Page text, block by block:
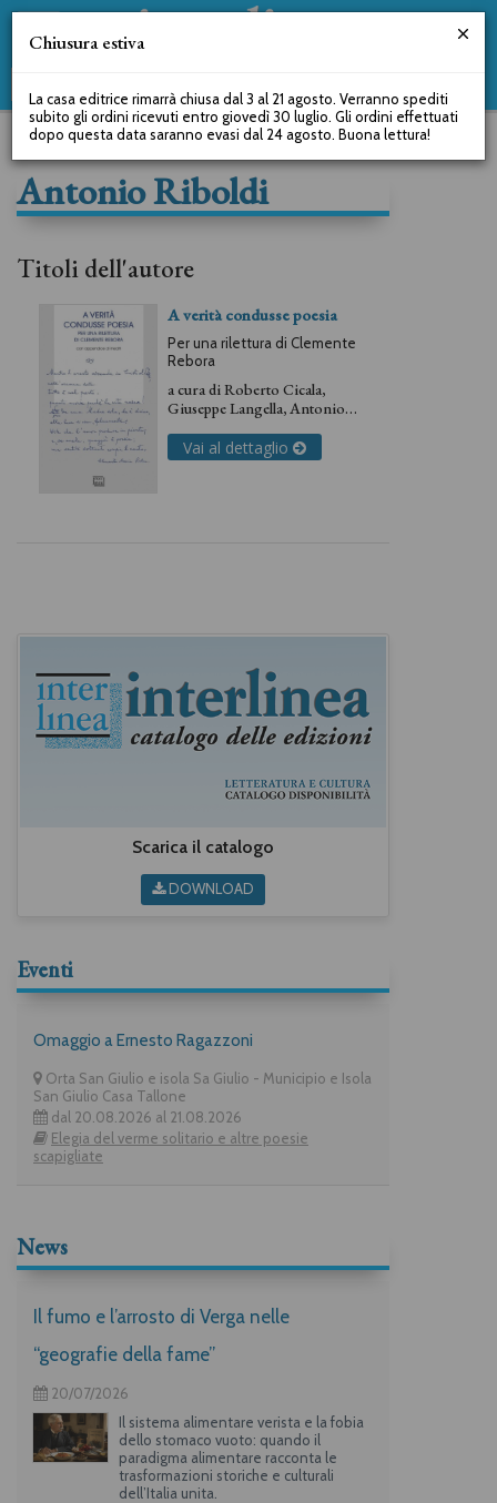
Antonio Riboldi
Titoli dell'autore
A verità condusse poesia
Per una rilettura di Clemente
Rebora
a cura diRoberto Cicala,
Giuseppe Langella,Antonio
Vai al dettaglio
Scarica il catalogo
DOWNLOAD
Eventi
Omaggio a Ernesto Ragazzoni
Orta San Giulio e isola Sa Giulio - Municipio e Isola
San Giulio Casa Tallone
dal 20.08.2026 al 21.08.2026
Elegia del verme solitario e altre poesie
scapigliate
News
Il fumo e l’arrosto di Verga nelle
“geografie della fame”
20/07/2026
Il sistema alimentare verista e la fobia
dello stomaco vuoto: quando il
paradigma alimentare racconta le
trasformazioni storiche e culturali
dell’Italia unita.
Chiusura estiva
La casa editrice rimarrà chiusa dal 3 al 21 agosto. Verranno spediti
subito gli ordini ricevuti entro giovedì 30 luglio. Gli ordini effettuati
dopo questa data saranno evasi dal 24 agosto. Buona lettura!